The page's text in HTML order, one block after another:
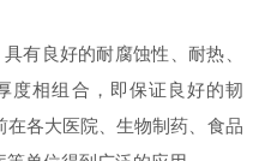
有良好的耐腐蚀性、耐热、
度相组合，即保证良好的韧
各大医院、生物制药、食品